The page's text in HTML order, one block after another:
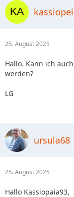
25. August 2025
Hallo. Kann ich
werden?
LG
ursula68
25. August 2025
Hallo Kassiopaia93,